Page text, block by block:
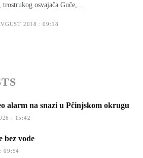
osvajača Guče,...
2018 : 09:18
alarm na snazi u Pčinjskom okrugu
: 15:42
bez vode
09:54